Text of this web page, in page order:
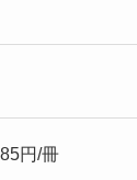
円/冊